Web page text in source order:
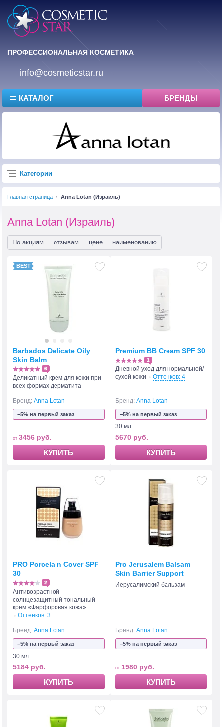
ПРОФЕССИОНАЛЬНАЯ КОСМЕТИКА
info@cosmeticstar.ru
КАТАЛОГ БРЕНДЫ
Категории
Главная страница Anna Lotan (Израиль)
Anna Lotan (Израиль)
По акциям отзывам цене наименованию
Barbados Delicate Oily
Skin Balm
6
Деликатный крем для кожи при
всех формах дерматита
Бренд: Anna Lotan
−5% на первый заказ
3456 руб.
КУПИТЬ
Premium BB Cream SPF 30
1
Дневной уход для нормальной/
сухой кожи
Оттенков: 4
Бренд: Anna Lotan
−5% на первый заказ
30 мл
5670 руб.
КУПИТЬ
PRO Porcelain Cover SPF
30
2
Антивозрастной
солнцезащитный тональный
крем «Фарфоровая кожа»
Оттенков: 3
Бренд: Anna Lotan
−5% на первый заказ
30 мл
5184 руб.
КУПИТЬ
Pro Jerusalem Balsam
Skin Barrier Support
Иерусалимский бальзам
Бренд: Anna Lotan
−5% на первый заказ
1980 руб.
КУПИТЬ